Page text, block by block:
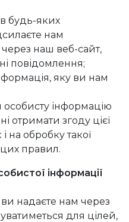
будь-яких
нам
наш веб-сайт,
повідомлення;
яку ви нам
інформацію
отримати згоду цієї
на обробку такої
цих правил.
інформації
надаєте нам через
для цілей,